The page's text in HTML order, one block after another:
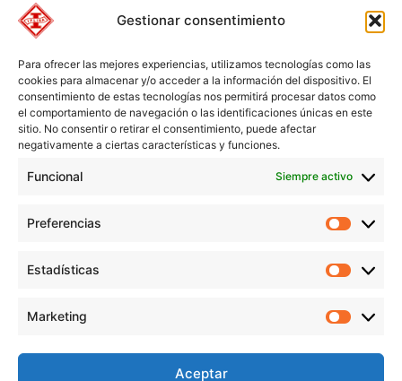
Gestionar consentimiento
Para ofrecer las mejores experiencias, utilizamos tecnologías como las
cookies para almacenar y/o acceder a la información del dispositivo. El
consentimiento de estas tecnologías nos permitirá procesar datos como
el comportamiento de navegación o las identificaciones únicas en este
sitio. No consentir o retirar el consentimiento, puede afectar
negativamente a ciertas características y funciones.
Funcional Siempre activo
Preferencias
Estadísticas
Marketing
Aceptar
derechos reservados |
Política de Privacidad|